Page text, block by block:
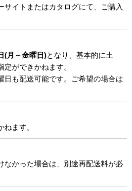
サイトまたはカタログにて、ご購入
(月～金曜日)となり、基本的に土
ができかねます。
も配送可能です。ご希望の場合は
ます。
なかった場合は、別途再配送料が必